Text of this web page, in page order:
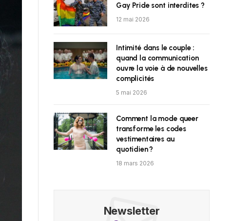
Gay Pride sont interdites ?
12 mai 2026
Intimité dans le couple :
quand la communication
ouvre la voie à de nouvelles
complicités
5 mai 2026
Comment la mode queer
transforme les codes
vestimentaires au
quotidien ?
18 mars 2026
Newsletter